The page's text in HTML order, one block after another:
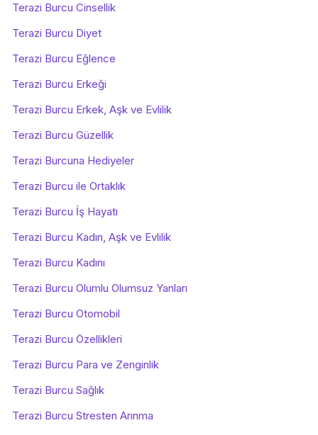
Terazi Burcu Cinsellik
Terazi Burcu Diyet
Terazi Burcu Eğlence
Terazi Burcu Erkeği
Terazi Burcu Erkek, Aşk ve Evlilik
Terazi Burcu Güzellik
Terazi Burcuna Hediyeler
Terazi Burcu ile Ortaklık
Terazi Burcu İş Hayatı
Terazi Burcu Kadın, Aşk ve Evlilik
Terazi Burcu Kadını
Terazi Burcu Olumlu Olumsuz Yanları
Terazi Burcu Otomobil
Terazi Burcu Özellikleri
Terazi Burcu Para ve Zenginlik
Terazi Burcu Sağlık
Terazi Burcu Stresten Arınma